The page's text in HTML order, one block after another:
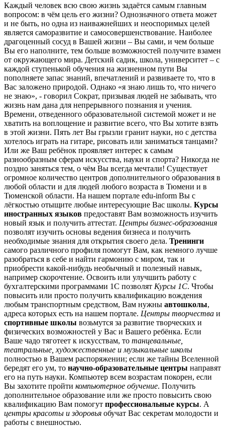
Каждый человек всю свою жизнь задаётся самым главным
вопросом: в чём цель его жизни? Однозначного ответа может
и не быть, но одна из наиважнейших и неоспоримых целей
является саморазвитие и самосовершенствование. Наиболее
драгоценный сосуд в Вашей жизни – Вы сами, и чем больше
Вы его наполните, тем больше возможностей получите взамен
от окружающего мира. Детский садик, школа, университет – с
каждой ступенькой обучения на жизненном пути Вы
пополняете запас знаний, впечатлений и развиваете то, что в
Вас заложено природой. Однако «я знаю лишь то, что ничего
не знаю», - говорил Сократ, призывая людей не забывать, что
жизнь нам дана для непрерывного познания и учения.
Времени, отведенного образовательной системой может и не
хватить на воплощение и развитие всего, что Вы хотите взять
в этой жизни. Пять лет Вы грызли гранит науки, но с детства
хотелось играть на гитаре, рисовать или заниматься танцами?
Или же Ваш ребёнок проявляет интерес к самым
разнообразным сферам искусства, науки и спорта? Никогда не
поздно заняться тем, о чём Вы всегда мечтали! Существует
огромное количество центров дополнительного образования в
любой области и для людей любого возраста в Тюмени и в
Тюменской области. На нашем портале edu-inform Вы с
лёгкостью отыщите любые интересующие Вас школы. Курсы
иностранных языков предоставят Вам возможность изучить
новый язык и получить аттестат. Центры бизнес-образования
позволят изучить основы ведения бизнеса и получить
необходимые знания для открытия своего дела. Тренинги
самого различного профиля помогут Вам, как немного лучше
разобраться в себе и найти гармонию с миром, так и
приобрести какой-нибудь необычный и полезный навык,
например скорочтение. Освоить или улучшить работу с
бухгалтерскими программами 1С позволят Курсы 1С. Чтобы
повысить или просто получить квалификацию вождения
любым транспортным средством, Вам нужны автошколы,
адреса которых есть на нашем портале. Центры творчества и
спортивные школы возьмутся за развитие творческих и
физических возможностей у Вас и Вашего ребёнка. Если
Ваше чадо тяготеет к искусствам, то танцевальные,
театральные, художественные и музыкальные школы
полностью в Вашем распоряжении; если же тайны Вселенной
бередят его ум, то научно-образовательные центры направят
его на путь науки. Компьютер всем возрастам покорен, если
Вы захотите пройти компьютерное обучение. Получить
дополнительное образование или же просто повысить свою
квалификацию Вам помогут профессиональные курсы. А
центры красоты и здоровья обучат Вас секретам молодости и
работы с внешностью.